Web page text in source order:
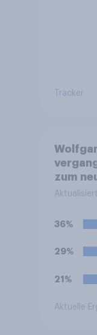
Tracker
zum
FDP
eher
keinen
36%
29%
21%
Aktuelle